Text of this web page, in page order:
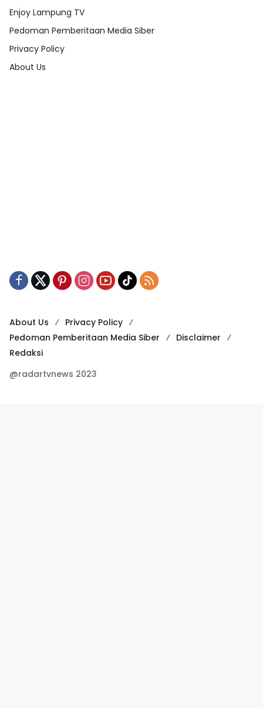
Enjoy Lampung TV
Pedoman Pemberitaan Media Siber
Privacy Policy
About Us
About Us
Privacy Policy
Pedoman Pemberitaan Media Siber
Disclaimer
Redaksi
@radartvnews 2023